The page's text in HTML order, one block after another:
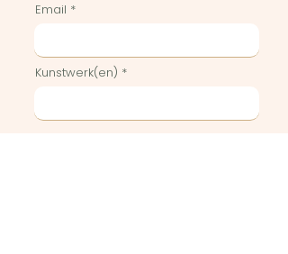
Email
Kunstwerk(en)